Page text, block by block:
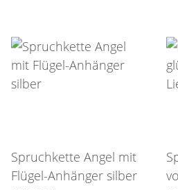
Spruchkette Angel mit
Flügel-Anhänger silber